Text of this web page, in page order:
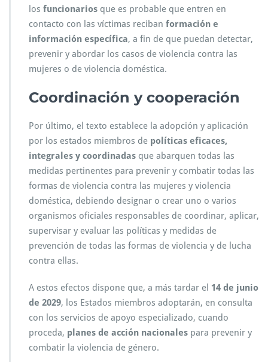
los funcionarios que es probable que entren en
contacto con las víctimas reciban formación e
información específica, a fin de que puedan detectar,
prevenir y abordar los casos de violencia contra las
mujeres o de violencia doméstica.
Coordinación y cooperación
Por último, el texto establece la adopción y aplicación
por los estados miembros de políticas eficaces,
integrales y coordinadas que abarquen todas las
medidas pertinentes para prevenir y combatir todas las
formas de violencia contra las mujeres y violencia
doméstica, debiendo designar o crear uno o varios
organismos oficiales responsables de coordinar, aplicar,
supervisar y evaluar las políticas y medidas de
prevención de todas las formas de violencia y de lucha
contra ellas.
A estos efectos dispone que, a más tardar el 14 de junio
de 2029, los Estados miembros adoptarán, en consulta
con los servicios de apoyo especializado, cuando
proceda, planes de acción nacionales para prevenir y
combatir la violencia de género.